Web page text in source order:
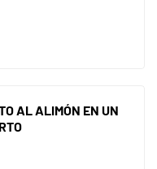
AL ALIMÓN EN UN